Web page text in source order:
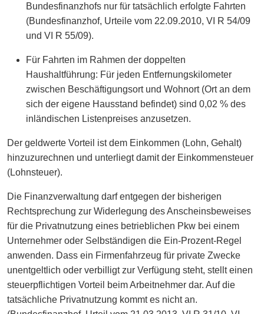
Bundesfinanzhofs nur für tatsächlich erfolgte Fahrten
(Bundesfinanzhof, Urteile vom 22.09.2010, VI R 54/09
und VI R 55/09).
Für Fahrten im Rahmen der doppelten
Haushaltführung: Für jeden Entfernungskilometer
zwischen Beschäftigungsort und Wohnort (Ort an dem
sich der eigene Hausstand befindet) sind 0,02 % des
inländischen Listenpreises anzusetzen.
Der geldwerte Vorteil ist dem Einkommen (Lohn, Gehalt)
hinzuzurechnen und unterliegt damit der Einkommensteuer
(Lohnsteuer).
Die Finanzverwaltung darf entgegen der bisherigen
Rechtsprechung zur Widerlegung des Anscheinsbeweises
für die Privatnutzung eines betrieblichen Pkw bei einem
Unternehmer oder Selbständigen die Ein-Prozent-Regel
anwenden. Dass ein Firmenfahrzeug für private Zwecke
unentgeltlich oder verbilligt zur Verfügung steht, stellt einen
steuerpflichtigen Vorteil beim Arbeitnehmer dar. Auf die
tatsächliche Privatnutzung kommt es nicht an.